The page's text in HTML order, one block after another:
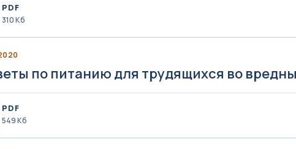
PDF
310 Кб
по питанию для трудящихся во
PDF
549 Кб